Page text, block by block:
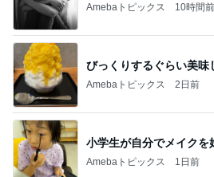
Amebaトピックス 10時間前
びっくりするぐらい美味
Amebaトピックス 2日前
小学生が自分でメイクを
Amebaトピックス 1日前